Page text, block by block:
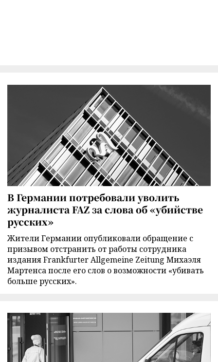
В Германии потребовали уволить
журналиста FAZ за слова об «убийстве
русских»
Жители Германии опубликовали обращение с
призывом отстранить от работы сотрудника
издания Frankfurter Allgemeine Zeitung Михаэля
Мартенса после его слов о возможности «убивать
больше русских».